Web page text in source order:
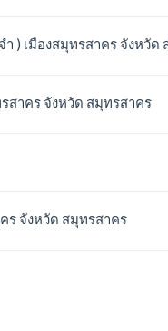
) เมืองสมุทรสาคร จังหวัด
สาคร จังหวัด สมุทรสาคร
ร จังหวัด สมุทรสาคร